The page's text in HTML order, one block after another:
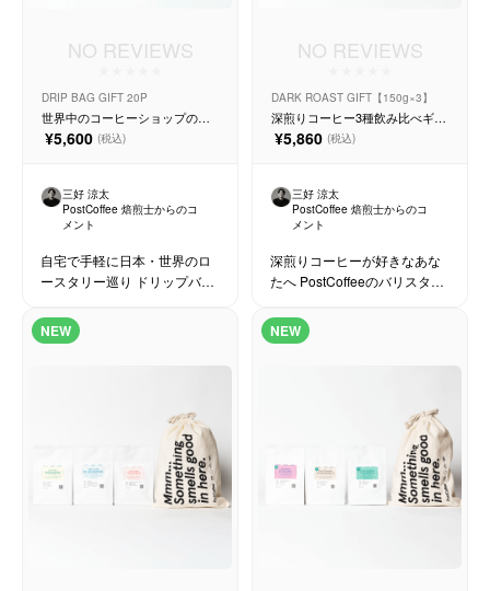
NO REVIEWS
DRIP BAG GIFT 20P
世界中のコーヒーショップのド
リップバッグ 20種類セット
¥5,600 (税込)
三好 涼太
PostCoffee 焙煎士からのコ
メント
自宅で手軽に日本・世界のロ
ースタリー巡り ドリップバッ
NO REVIEWS
DARK ROAST GIFT【150g×3】
深煎りコーヒー3種飲み比べギフ
トセット【150g×3種】
¥5,860 (税込)
三好 涼太
PostCoffee 焙煎士からのコ
メント
深煎りコーヒーが好きなあな
たへ PostCoffeeのバリスタが
ーをたっぷり飲み比べしなが
ら愉しめる150g×3種ギフトセ
NEW NEW